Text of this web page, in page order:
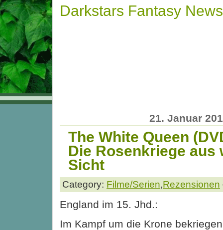
Darkstars Fantasy News
21. Januar
The White Queen
Die Rosenkriege aus
Sicht
Category: Filme/Serien,Rezensionen
England im 15. Jhd.:
Im Kampf um die Krone bekriegen